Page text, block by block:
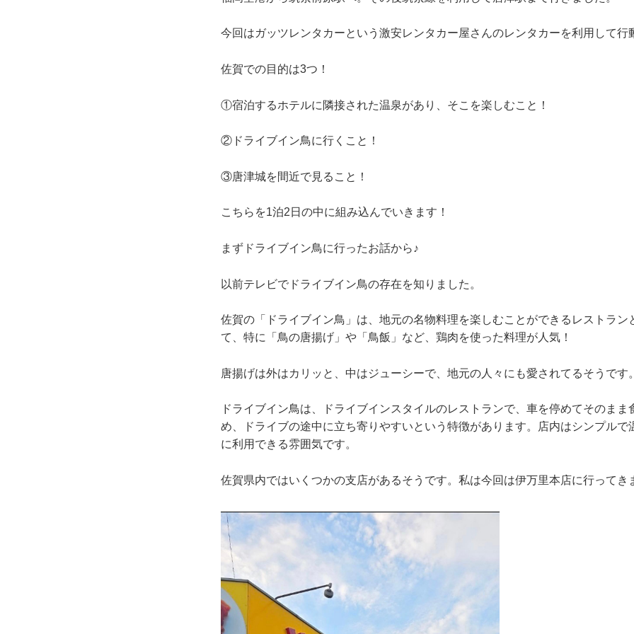
今回はガッツレンタカーという激安レンタカー屋さんのレンタカーを利用して行
佐賀での目的は3つ！
①宿泊するホテルに隣接された温泉があり、そこを楽しむこと！
②ドライブイン鳥に行くこと！
③唐津城を間近で見ること！
こちらを1泊2日の中に組み込んでいきます！
まずドライブイン鳥に行ったお話から♪
以前テレビでドライブイン鳥の存在を知りました。
佐賀の「ドライブイン鳥」は、地元の名物料理を楽しむことができるレストラン
て、特に「鳥の唐揚げ」や「鳥飯」など、鶏肉を使った料理が人気！
唐揚げは外はカリッと、中はジューシーで、地元の人々にも愛されてるそうです
ドライブイン鳥は、ドライブインスタイルのレストランで、車を停めてそのまま
め、ドライブの途中に立ち寄りやすいという特徴があります。店内はシンプルで
に利用できる雰囲気です。
佐賀県内ではいくつかの支店があるそうです。私は今回は伊万里本店に行ってき